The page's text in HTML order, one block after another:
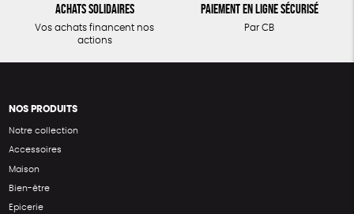
Achats solidaires
Vos achats financent nos
actions
Paiement en ligne sécurisé
Par CB
NOS PRODUITS
Notre collection
Accessoires
Maison
Bien-être
Epicerie